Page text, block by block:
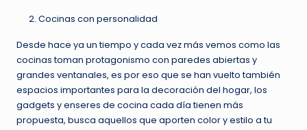
Cocinas con personalidad
Desde hace ya un tiempo y cada vez más vemos como las
cocinas toman protagonismo con paredes abiertas y
grandes ventanales, es por eso que se han vuelto también
espacios importantes para la decoración del hogar, los
gadgets y enseres de cocina cada día tienen más
propuesta, busca aquellos que aporten color y estilo a tu